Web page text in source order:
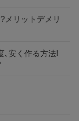
メリットデメリ
､安く作る方法!